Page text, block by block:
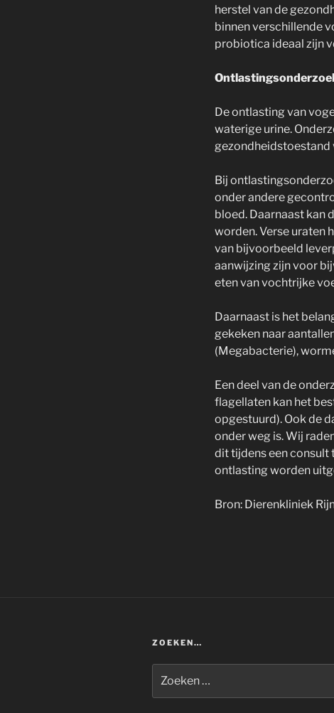
herstel van de
binnen verschillende
probiotica ideaal zijn
De ontlasting van
waterige urine.
gezondheidstoestand
Bij
onder andere
bloed. Daarnaast kan
worden. Verse uraten
van bijvoorbeeld
aanwijzing zijn voor
eten van vochtrijke
Daarnaast is het
gekeken naar
(Megabacterie),
Een deel van de
flagellaten kan het
opgestuurd). Ook de
onder weg is. Wij
dit tijdens een consult
ontlasting worden
Bron: Dierenkliniek
ZOEKEN…
naar: